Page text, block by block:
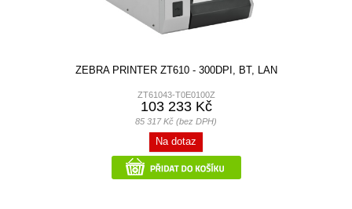
ZEBRA PRINTER ZT610 - 300DPI, BT, LAN
ZT61043-T0E0100Z
103 233 Kč
85 317 Kč (bez DPH)
Na dotaz